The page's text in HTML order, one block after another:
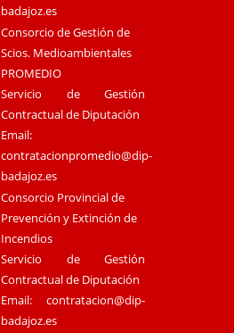
badajoz.es
Consorcio de Gestión de
Scios. Medioambientales
PROMEDIO
Servicio de Gestión
Contractual de Diputación
Email:
contratacionpromedio@dip-
badajoz.es
Consorcio Provincial de
Prevención y Extinción de
Incendios
Servicio de Gestión
Contractual de Diputación
Email:contratacion@dip-
badajoz.es